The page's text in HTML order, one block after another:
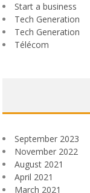
Start a business
Tech Generation
Tech Generation
Télécom
September 2023
November 2022
August 2021
April 2021
March 2021